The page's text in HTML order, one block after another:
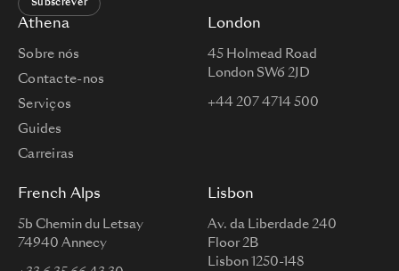
Athena
Sobre nós
Contacte-nos
Serviços
Guides
Carreiras
London
45 Holmead Road
London SW6 2JD
+44 207 4714 500
French Alps
5b Chemin du Letsay
74940 Annecy
Lisbon
Av. da Liberdade 240
Floor 2B
Lisbon 1250-148
Subscrever